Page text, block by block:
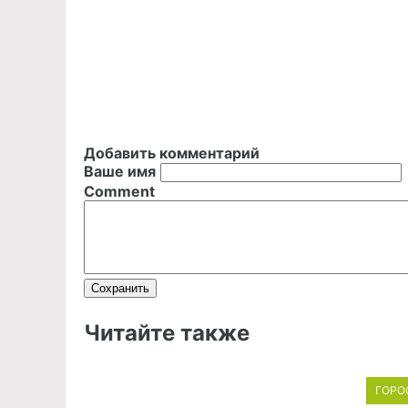
Добавить комментарий
Ваше имя
Comment
Читайте также